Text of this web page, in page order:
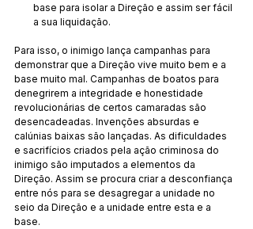
base para isolar a Direção e assim ser fácil
a sua liquidação.
Para isso, o inimigo lança campanhas para
demonstrar que a Direção vive muito bem e a
base muito mal. Campanhas de boatos para
denegrirem a integridade e honestidade
revolucionárias de certos camaradas são
desencadeadas. Invenções absurdas e
calúnias baixas são lançadas. As dificuldades
e sacrifícios criados pela ação criminosa do
inimigo são imputados a elementos da
Direção. Assim se procura criar a desconfiança
entre nós para se desagregar a unidade no
seio da Direção e a unidade entre esta e a
base.